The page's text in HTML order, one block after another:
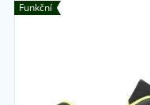
Funkční